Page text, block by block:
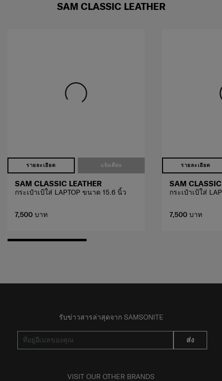
SAM CLASSIC LEATHER
รายละเอียด แจ้งเตือน
SAM CLASSIC LEATHER
กระเป๋าเป้ใส่ LAPTOP ขนาด 15.6 นิ้ว
7,500 บาท
รายละเอียด
SAM CLASSIC
กระเป๋าเป้ใส่
7,500 บาท
รับข่าวสารล่าสุดจาก SAMSONITE
ส่ง
VISIT OUR OTHER BRANDS